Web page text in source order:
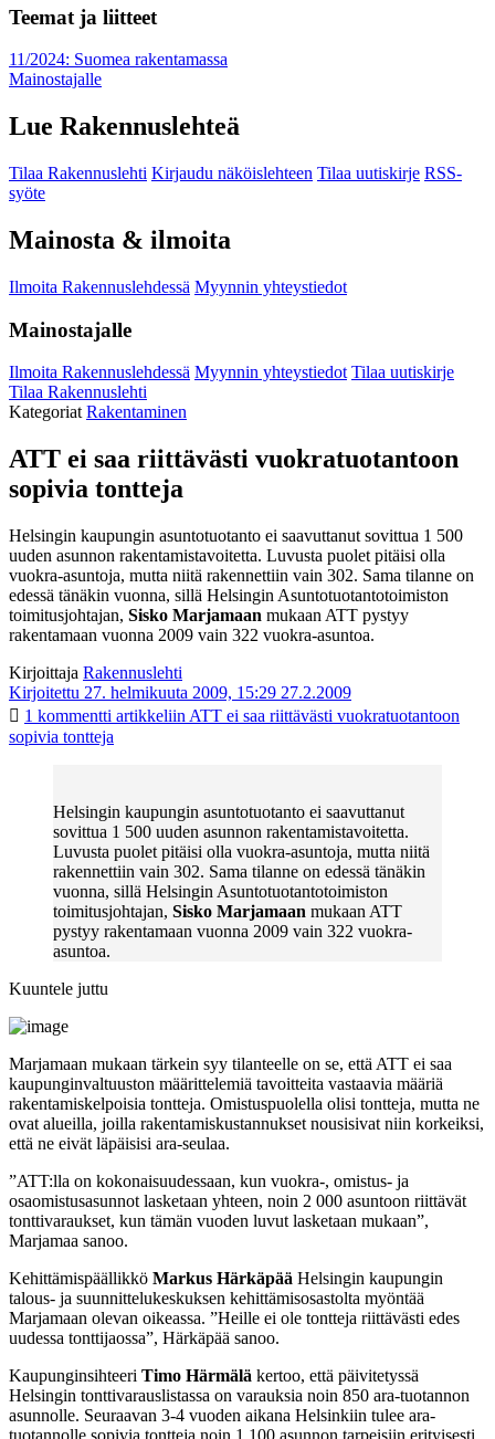
Teemat ja liitteet
11/2024: Suomea rakentamassa
Mainostajalle
Lue Rakennuslehteä
Tilaa Rakennuslehti Kirjaudu näköislehteen Tilaa uutiskirje RSS-
syöte
Mainosta & ilmoita
Ilmoita Rakennuslehdessä Myynnin yhteystiedot
Mainostajalle
Ilmoita Rakennuslehdessä Myynnin yhteystiedot Tilaa uutiskirje
Tilaa Rakennuslehti
KategoriatRakentaminen
ATT ei saa riittävästi vuokratuotantoon
sopivia tontteja
Helsingin kaupungin asuntotuotanto ei saavuttanut sovittua 1 500
uuden asunnon rakentamistavoitetta. Luvusta puolet pitäisi olla
vuokra-asuntoja, mutta niitä rakennettiin vain 302. Sama tilanne on
edessä tänäkin vuonna, sillä Helsingin Asuntotuotantotoimiston
toimitusjohtajan, Sisko Marjamaan mukaan ATT pystyy
rakentamaan vuonna 2009 vain 322 vuokra-asuntoa.
Kirjoittaja Rakennuslehti
Kirjoitettu 27. helmikuuta 2009, 15:29 27.2.2009
1 kommentti artikkeliin ATT ei saa riittävästi vuokratuotantoon
sopivia tontteja
Helsingin kaupungin asuntotuotanto ei saavuttanut
sovittua 1 500 uuden asunnon rakentamistavoitetta.
Luvusta puolet pitäisi olla vuokra-asuntoja, mutta niitä
rakennettiin vain 302. Sama tilanne on edessä tänäkin
vuonna, sillä Helsingin Asuntotuotantotoimiston
toimitusjohtajan, Sisko Marjamaan mukaan ATT
pystyy rakentamaan vuonna 2009 vain 322 vuokra-
asuntoa.
Kuuntele juttu
Marjamaan mukaan tärkein syy tilanteelle on se, että ATT ei saa
kaupunginvaltuuston määrittelemiä tavoitteita vastaavia määriä
rakentamiskelpoisia tontteja. Omistuspuolella olisi tontteja, mutta ne
ovat alueilla, joilla rakentamiskustannukset nousisivat niin korkeiksi,
että ne eivät läpäisisi ara-seulaa.
”ATT:lla on kokonaisuudessaan, kun vuokra-, omistus- ja
osaomistusasunnot lasketaan yhteen, noin 2 000 asuntoon riittävät
tonttivaraukset, kun tämän vuoden luvut lasketaan mukaan”,
Marjamaa sanoo.
Kehittämispäällikkö Markus Härkäpää Helsingin kaupungin
talous- ja suunnittelukeskuksen kehittämisosastolta myöntää
Marjamaan olevan oikeassa. ”Heille ei ole tontteja riittävästi edes
uudessa tonttijaossa”, Härkäpää sanoo.
Kaupunginsihteeri Timo Härmälä kertoo, että päivitetyssä
Helsingin tonttivarauslistassa on varauksia noin 850 ara-tuotannon
asunnolle. Seuraavan 3-4 vuoden aikana Helsinkiin tulee ara-